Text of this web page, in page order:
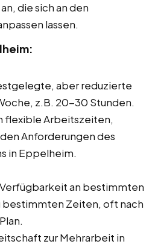
die sich an den
lassen.
aber reduzierte
z.B. 20-30 Stunden.
flexible Arbeitszeiten,
Anforderungen des
in Eppelheim.
an bestimmten
bestimmten Zeiten, oft nach
zur Mehrarbeit in